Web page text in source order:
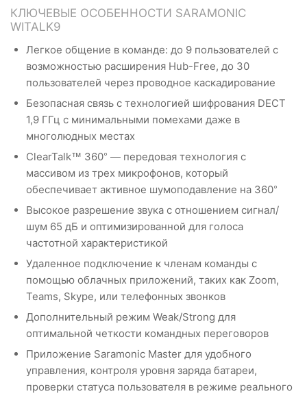
КЛЮЧЕВЫЕ ОСОБЕННОСТИ SARAMONIC
WITALK9
Легкое общение в команде: до 9 пользователей с
возможностью расширения Hub-Free, до 30
пользователей через проводное каскадирование
Безопасная связь с технологией шифрования DECT
1,9 ГГц с минимальными помехами даже в
многолюдных местах
ClearTalk™ 360° — передовая технология с
массивом из трех микрофонов, который
обеспечивает активное шумоподавление на 360°
Высокое разрешение звука с отношением сигнал/
шум 65 дБ и оптимизированной для голоса
частотной характеристикой
Удаленное подключение к членам команды с
помощью облачных приложений, таких как Zoom,
Teams, Skype, или телефонных звонков
Дополнительный режим Weak/Strong для
оптимальной четкости командных переговоров
Приложение Saramonic Master для удобного
управления, контроля уровня заряда батареи,
проверки статуса пользователя в режиме реального